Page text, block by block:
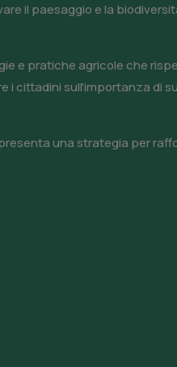
il paesaggio e la
e pratiche agricole che
cittadini sull'importanza di
una strategia per